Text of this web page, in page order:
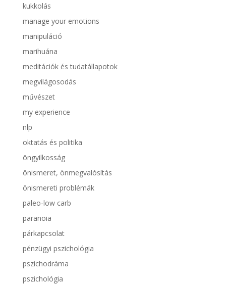
kukkolás
manage your emotions
manipuláció
marihuána
meditációk és tudatállapotok
megvilágosodás
művészet
my experience
nlp
oktatás és politika
öngyilkosság
önismeret, önmegvalósítás
önismereti problémák
paleo-low carb
paranoia
párkapcsolat
pénzügyi pszichológia
pszichodráma
pszichológia